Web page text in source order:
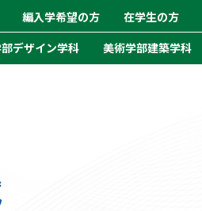
編入学希望の方 在学生の方
デザイン学科
美術学部建築学科
試